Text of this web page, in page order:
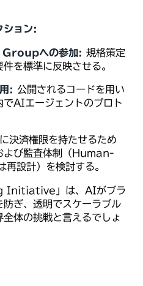
ション:
への参加: 規格策定
を標準に反映させる。
: 公開されるコードを用い
でAIエージェントのプロト
決済権限を持たせるため
よび監査体制（Human-
設計）を検討する。
」は、AIがブラ
防ぎ、透明でスケーラブル
体の挑戦と言えるでしょ